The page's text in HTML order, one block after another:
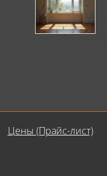
Цены (Прайс-лист)